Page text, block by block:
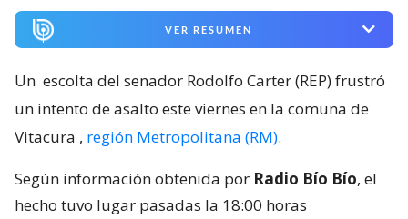
VER RESUMEN
Un escolta del senador Rodolfo Carter (REP) frustró
un intento de asalto este viernes en la comuna de
Vitacura , región Metropolitana (RM).
Según información obtenida por Radio Bío Bío, el
hecho tuvo lugar pasadas la 18:00 horas